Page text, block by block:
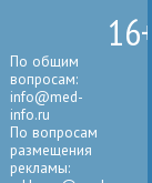
По общим
вопросам:
info@med-
info.ru
По вопросам
размещения
рекламы: